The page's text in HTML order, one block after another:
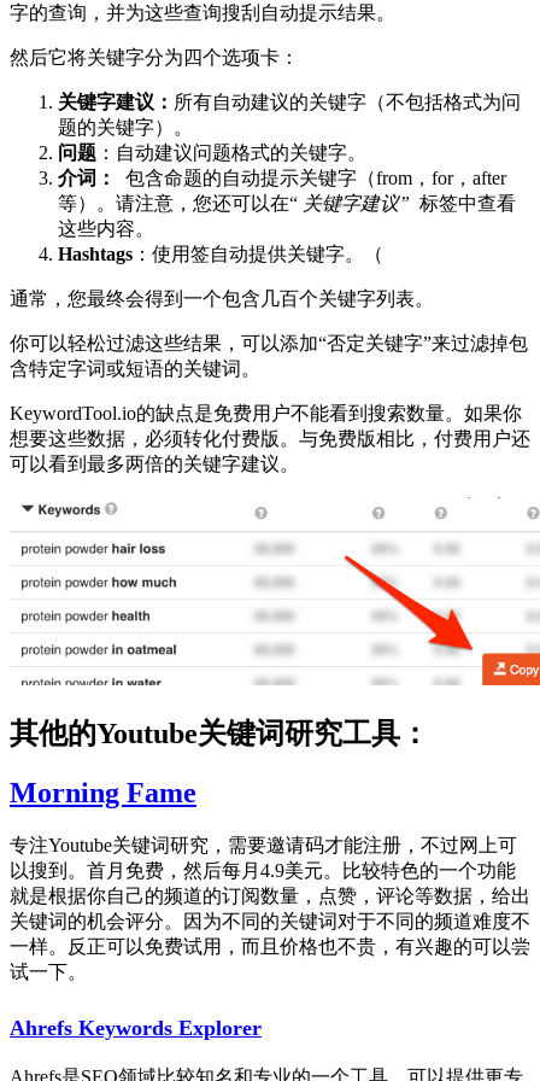
字的查询，并为这些查询搜刮自动提示结果。
然后它将关键字分为四个选项卡：
关键字建议： 所有自动建议的关键字（不包括格式为问
题的关键字）。
问题 ：自动建议问题格式的关键字。
介词：
包含命题的自动提示关键字（from，for，after
等）。请注意，您还可以在“ 关键字建议” 标签中查看
这些内容。
Hashtags ：使用签自动提供关键字。（
通常，您最终会得到一个包含几百个关键字列表。
你可以轻松过滤这些结果，可以添加“否定关键字”来过滤掉包
含特定字词或短语的关键词。
KeywordTool.io的缺点是免费用户不能看到搜索数量。如果你
想要这些数据，必须转化付费版。与免费版相比，付费用户还
可以看到最多两倍的关键字建议。
其他的Youtube关键词研究工具：
Morning Fame
专注Youtube关键词研究，需要邀请码才能注册，不过网上可
以搜到。首月免费，然后每月4.9美元。比较特色的一个功能
就是根据你自己的频道的订阅数量，点赞，评论等数据，给出
关键词的机会评分。因为不同的关键词对于不同的频道难度不
一样。反正可以免费试用，而且价格也不贵，有兴趣的可以尝
试一下。
Ahrefs Keywords Explorer